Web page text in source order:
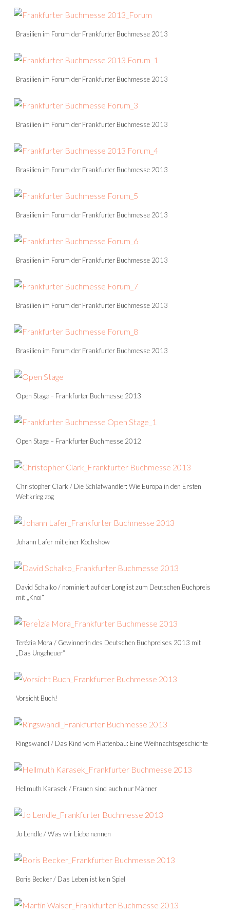
Brasilien im Forum der Frankfurter Buchmesse 2013
Brasilien im Forum der Frankfurter Buchmesse 2013
Brasilien im Forum der Frankfurter Buchmesse 2013
Brasilien im Forum der Frankfurter Buchmesse 2013
Brasilien im Forum der Frankfurter Buchmesse 2013
Brasilien im Forum der Frankfurter Buchmesse 2013
Brasilien im Forum der Frankfurter Buchmesse 2013
Brasilien im Forum der Frankfurter Buchmesse 2013
Open Stage – Frankfurter Buchmesse 2013
Open Stage – Frankfurter Buchmesse 2012
Christopher Clark / Die Schlafwandler: Wie Europa in den Ersten
Weltkrieg zog
Johann Lafer mit einer Kochshow
David Schalko / nominiert auf der Longlist zum Deutschen Buchpreis
mit „Knoi“
Terézia Mora / Gewinnerin des Deutschen Buchpreises 2013 mit
„Das Ungeheuer“
Vorsicht Buch!
Ringswandl / Das Kind vom Plattenbau: Eine Weihnachtsgeschichte
Hellmuth Karasek / Frauen sind auch nur Männer
Jo Lendle / Was wir Liebe nennen
Boris Becker / Das Leben ist kein Spiel